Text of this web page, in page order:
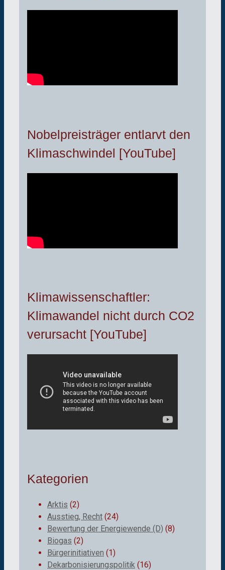
Nobelpreisträger entlarvt den
Klimaschwindel [YouTube]
Klimawissenschaftler:
Klimawandel nicht durch CO2
verursacht [YouTube]
Kategorien
Arktis (2)
Ausstieg, Recht (24)
Bewertung der Energiewende (D) (8)
Biogas (2)
Bürgerinitiativen (1)
Dekarbonisierungspolitik (16)